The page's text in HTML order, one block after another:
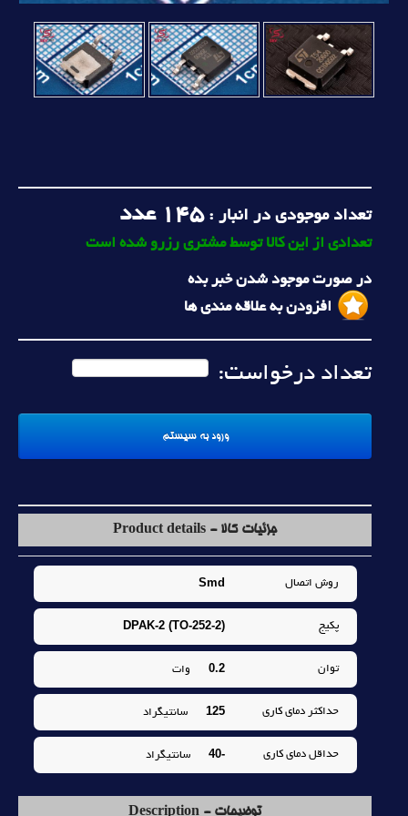
تعداد موجودی در انبار :145 عدد
تعدادی از این کالا توسط مشتری رزرو شده است
در صورت موجود شدن خبر بده
افزودن به علاقه مندی ها
تعداد درخواست:
جزئیات کالا - Product details
روش اتصال Smd
پکيج DPAK-2 (TO-252-2)
توان 0.2 وات
حداکثر دماي کاري 125 سانتيگراد
حداقل دماي کاري -40 سانتيگراد
توضیحات - Description